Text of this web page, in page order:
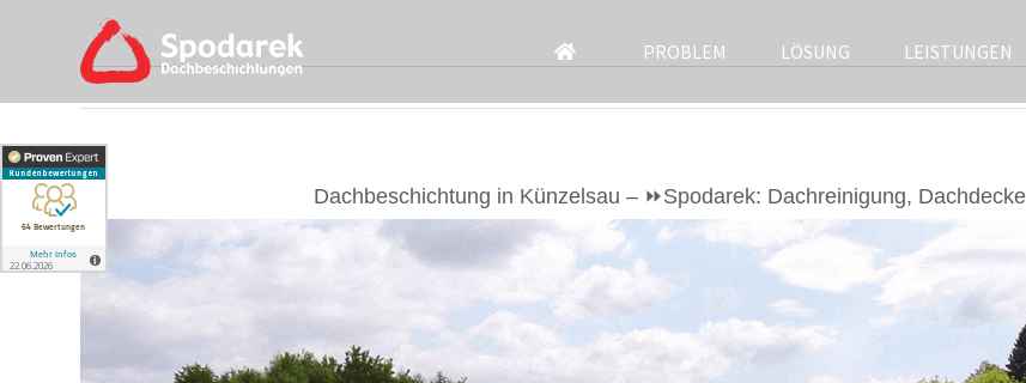
PROBLEM LÖSUNG LEISTUNGEN
Dachbeschichtung in Künzelsau – ⏩Spodarek: Dachreinigung,